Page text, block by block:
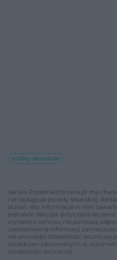
rośliny lecznicze
Serwis PoradnikZdrowie.pl ma
nie zastępuje porady lekarskiej.
starań, aby informacje w nim
jednakże decyzja dotycząca
wydawca serwisu nie ponoszą
zastosowania informacji
nie prowadzi działalności leczniczej
świadczeń zdrowotnych w
działalności leczniczej.